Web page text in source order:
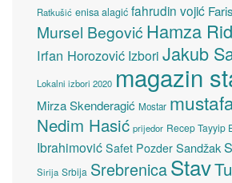
Ratkušić enisa alagić fahrudin vojić
Mursel Begović Hamza
Irfan Horozović Izbori Jakub
Lokalni izbori 2020 magazin
Mirza Skenderagić Mostar
Nedim Hasić prijedor Recep Tayyip
Ibrahimović Safet Pozder Sandžak
Sirija Srbija SrebrenicaStav